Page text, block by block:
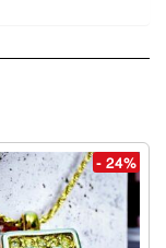
- 24%